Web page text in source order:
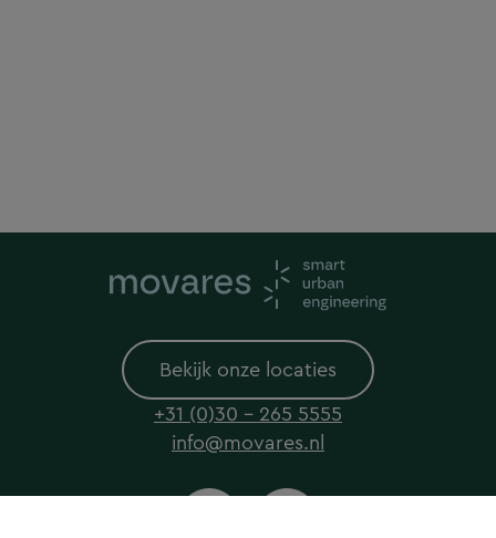
Bekijk onze locaties
+31 (0)30 - 265 5555
info@movares.nl